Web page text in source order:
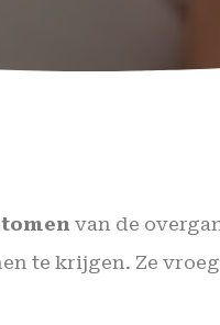
van de
te krijgen. Ze